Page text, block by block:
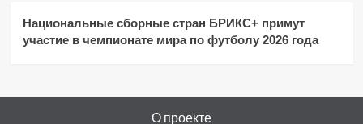
Национальные сборные стран БРИКС+ примут
участие в чемпионате мира по футболу 2026 года
О проекте